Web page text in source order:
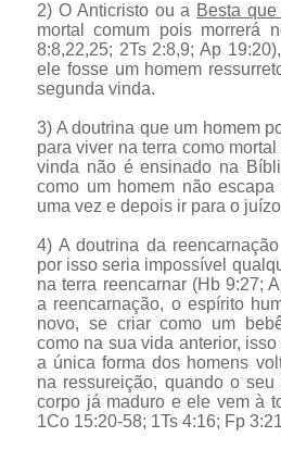
2) O Anticristo ou a Besta
mortal comum pois morrerá
8:8,22,25; 2Ts 2:8,9; Ap
ele fosse um homem
segunda vinda.
3) A doutrina que um homem
para viver na terra como
vinda não é ensinado na
como um homem não
uma vez e depois ir para o
4) A doutrina da
por isso seria impossível
na terra reencarnar (Hb 9:27;
a reencarnação, o espírito
novo, se criar como um
como na sua vida anterior,
a única forma dos homens
na ressureição, quando o
corpo já maduro e ele vem à
1Co 15:20-58; 1Ts 4:16; Fp